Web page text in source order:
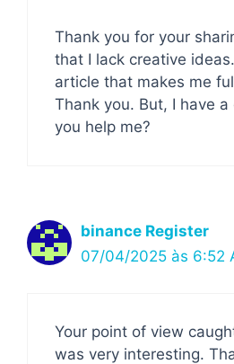
Thank you for your
that I lack creative
article that makes me
Thank you. But, I have
you help me?
binance Register
07/04/2025 às 6:52
Your point of view
was very interesting.